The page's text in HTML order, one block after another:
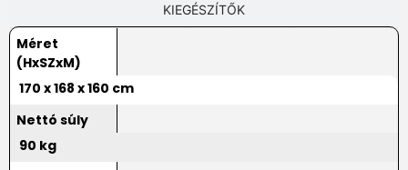
KIEGÉSZÍTŐK
Méret
(HxSZxM)
170 x 168 x 160 cm
Nettó súly
90 kg